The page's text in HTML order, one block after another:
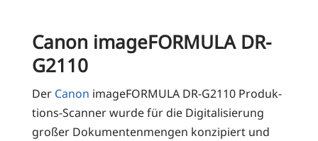
Canon imageFORMULA DR-
G2110
Der Canon image­FOR­MU­LA DR-G2110 Pro­duk­
ti­ons-Scan­ner wur­de für die Digi­ta­li­sie­rung
gro­ßer Doku­men­ten­men­gen kon­zi­piert und